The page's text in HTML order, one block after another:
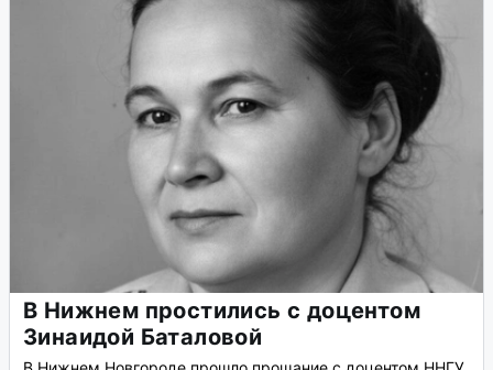
В Нижнем простились с доцентом
Зинаидой Баталовой